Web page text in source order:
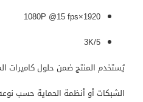
1920×1080P @15 fps
3K/5
يُستخدم المنتج ضمن حلول كاميرات
الشبكات أو أنظمة الحماية حسب